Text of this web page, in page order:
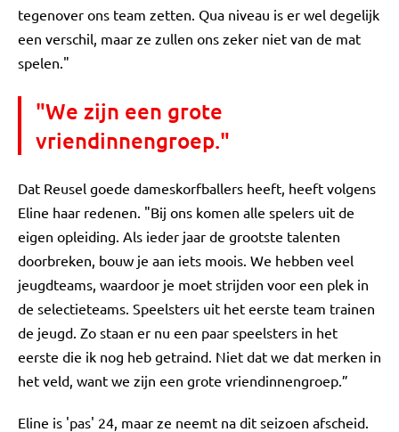
tegenover ons team zetten. Qua niveau is er wel degelijk
een verschil, maar ze zullen ons zeker niet van de mat
spelen."
"We zijn een grote
vriendinnengroep."
Dat Reusel goede dameskorfballers heeft, heeft volgens
Eline haar redenen. "Bij ons komen alle spelers uit de
eigen opleiding. Als ieder jaar de grootste talenten
doorbreken, bouw je aan iets moois. We hebben veel
jeugdteams, waardoor je moet strijden voor een plek in
de selectieteams. Speelsters uit het eerste team trainen
de jeugd. Zo staan er nu een paar speelsters in het
eerste die ik nog heb getraind. Niet dat we dat merken in
het veld, want we zijn een grote vriendinnengroep.”
Eline is 'pas' 24, maar ze neemt na dit seizoen afscheid.